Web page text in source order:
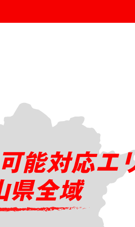
能対応エ
県全域